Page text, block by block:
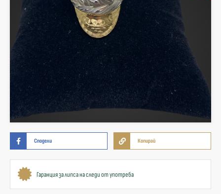
Сподели Копирай
Гаранция за липса на следи от употреба